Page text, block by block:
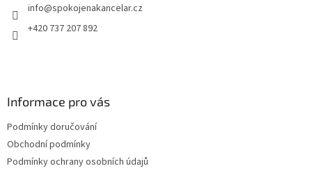
info@spokojenakancelar.cz
+420 737 207 892
Informace pro vás
Podmínky doručování
Obchodní podmínky
Podmínky ochrany osobních údajů